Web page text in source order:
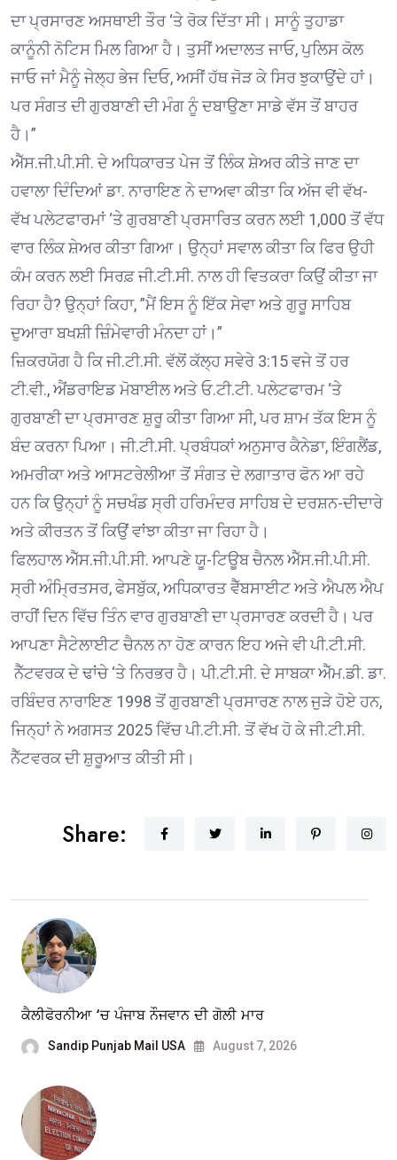
ਦਾ ਪ੍ਰਸਾਰਣ ਅਸਥਾਈ ਤੌਰ ‘ਤੇ ਰੋਕ ਦਿੱਤਾ ਸੀ। ਸਾਨੂੰ ਤੁਹਾਡਾ
ਕਾਨੂੰਨੀ ਨੋਟਿਸ ਮਿਲ ਗਿਆ ਹੈ। ਤੁਸੀਂ ਅਦਾਲਤ ਜਾਓ, ਪੁਲਿਸ ਕੋਲ
ਜਾਓ ਜਾਂ ਮੈਨੂੰ ਜੇਲ੍ਹ ਭੇਜ ਦਿਓ, ਅਸੀਂ ਹੱਥ ਜੋੜ ਕੇ ਸਿਰ ਝੁਕਾਉਂਦੇ ਹਾਂ।
ਪਰ ਸੰਗਤ ਦੀ ਗੁਰਬਾਣੀ ਦੀ ਮੰਗ ਨੂੰ ਦਬਾਉਣਾ ਸਾਡੇ ਵੱਸ ਤੋਂ ਬਾਹਰ
ਹੈ।”
ਐੱਸ.ਜੀ.ਪੀ.ਸੀ. ਦੇ ਅਧਿਕਾਰਤ ਪੇਜ ਤੋਂ ਲਿੰਕ ਸ਼ੇਅਰ ਕੀਤੇ ਜਾਣ ਦਾ
ਹਵਾਲਾ ਦਿੰਦਿਆਂ ਡਾ. ਨਾਰਾਇਣ ਨੇ ਦਾਅਵਾ ਕੀਤਾ ਕਿ ਅੱਜ ਵੀ ਵੱਖ-
ਵੱਖ ਪਲੇਟਫਾਰਮਾਂ ‘ਤੇ ਗੁਰਬਾਣੀ ਪ੍ਰਸਾਰਿਤ ਕਰਨ ਲਈ 1,000 ਤੋਂ ਵੱਧ
ਵਾਰ ਲਿੰਕ ਸ਼ੇਅਰ ਕੀਤਾ ਗਿਆ। ਉਨ੍ਹਾਂ ਸਵਾਲ ਕੀਤਾ ਕਿ ਫਿਰ ਉਹੀ
ਕੰਮ ਕਰਨ ਲਈ ਸਿਰਫ਼ ਜੀ.ਟੀ.ਸੀ. ਨਾਲ ਹੀ ਵਿਤਕਰਾ ਕਿਉਂ ਕੀਤਾ ਜਾ
ਰਿਹਾ ਹੈ? ਉਨ੍ਹਾਂ ਕਿਹਾ, ”ਮੈਂ ਇਸ ਨੂੰ ਇੱਕ ਸੇਵਾ ਅਤੇ ਗੁਰੂ ਸਾਹਿਬ
ਦੁਆਰਾ ਬਖਸ਼ੀ ਜ਼ਿੰਮੇਵਾਰੀ ਮੰਨਦਾ ਹਾਂ।”
ਜ਼ਿਕਰਯੋਗ ਹੈ ਕਿ ਜੀ.ਟੀ.ਸੀ. ਵੱਲੋਂ ਕੱਲ੍ਹ ਸਵੇਰੇ 3:15 ਵਜੇ ਤੋਂ ਹਰ
ਟੀ.ਵੀ., ਐਂਡਰਾਇਡ ਮੋਬਾਈਲ ਅਤੇ ਓ.ਟੀ.ਟੀ. ਪਲੇਟਫਾਰਮ ‘ਤੇ
ਗੁਰਬਾਣੀ ਦਾ ਪ੍ਰਸਾਰਣ ਸ਼ੁਰੂ ਕੀਤਾ ਗਿਆ ਸੀ, ਪਰ ਸ਼ਾਮ ਤੱਕ ਇਸ ਨੂੰ
ਬੰਦ ਕਰਨਾ ਪਿਆ। ਜੀ.ਟੀ.ਸੀ. ਪ੍ਰਬੰਧਕਾਂ ਅਨੁਸਾਰ ਕੈਨੇਡਾ, ਇੰਗਲੈਂਡ,
ਅਮਰੀਕਾ ਅਤੇ ਆਸਟਰੇਲੀਆ ਤੋਂ ਸੰਗਤ ਦੇ ਲਗਾਤਾਰ ਫੋਨ ਆ ਰਹੇ
ਹਨ ਕਿ ਉਨ੍ਹਾਂ ਨੂੰ ਸਚਖੰਡ ਸ੍ਰੀ ਹਰਿਮੰਦਰ ਸਾਹਿਬ ਦੇ ਦਰਸ਼ਨ-ਦੀਦਾਰੇ
ਅਤੇ ਕੀਰਤਨ ਤੋਂ ਕਿਉਂ ਵਾਂਝਾ ਕੀਤਾ ਜਾ ਰਿਹਾ ਹੈ।
ਫਿਲਹਾਲ ਐੱਸ.ਜੀ.ਪੀ.ਸੀ. ਆਪਣੇ ਯੂ-ਟਿਊਬ ਚੈਨਲ ਐੱਸ.ਜੀ.ਪੀ.ਸੀ.
ਸ੍ਰੀ ਅੰਮ੍ਰਿਤਸਰ, ਫੇਸਬੁੱਕ, ਅਧਿਕਾਰਤ ਵੈੱਬਸਾਈਟ ਅਤੇ ਐਪਲ ਐਪ
ਰਾਹੀਂ ਦਿਨ ਵਿੱਚ ਤਿੰਨ ਵਾਰ ਗੁਰਬਾਣੀ ਦਾ ਪ੍ਰਸਾਰਣ ਕਰਦੀ ਹੈ। ਪਰ
ਆਪਣਾ ਸੈਟੇਲਾਈਟ ਚੈਨਲ ਨਾ ਹੋਣ ਕਾਰਨ ਇਹ ਅਜੇ ਵੀ ਪੀ.ਟੀ.ਸੀ.
ਨੈੱਟਵਰਕ ਦੇ ਢਾਂਚੇ ‘ਤੇ ਨਿਰਭਰ ਹੈ। ਪੀ.ਟੀ.ਸੀ. ਦੇ ਸਾਬਕਾ ਐੱਮ.ਡੀ. ਡਾ.
ਰਬਿੰਦਰ ਨਾਰਾਇਣ 1998 ਤੋਂ ਗੁਰਬਾਣੀ ਪ੍ਰਸਾਰਣ ਨਾਲ ਜੁੜੇ ਹੋਏ ਹਨ,
ਜਿਨ੍ਹਾਂ ਨੇ ਅਗਸਤ 2025 ਵਿੱਚ ਪੀ.ਟੀ.ਸੀ. ਤੋਂ ਵੱਖ ਹੋ ਕੇ ਜੀ.ਟੀ.ਸੀ.
ਨੈੱਟਵਰਕ ਦੀ ਸ਼ੁਰੂਆਤ ਕੀਤੀ ਸੀ।
Share:
ਕੈਲੀਫੋਰਨੀਆ ‘ਚ ਪੰਜਾਬ ਨੌਜਵਾਨ ਦੀ ਗੋਲੀ ਮਾਰ
Sandip Punjab Mail USA August 7, 2026